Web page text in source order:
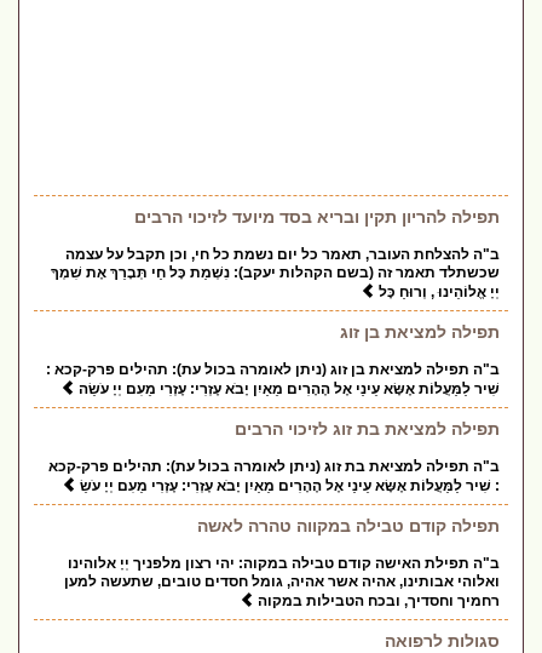
תפילה להריון תקין ובריא בסד מיועד לזיכוי הרבים
ב"ה להצלחת העובר, תאמר כל יום נשמת כל חי, וכן תקבל על עצמה
שכשתלד תאמר זה (בשם הקהלות יעקב): נִשְׁמַת כָּל חַי תְּבָרֵךְ אֶת שִׁמְךָ
יְיָ אֱלוֹהֵינוּ , וְרוּחַ כָּל
תפילה למציאת בן זוג
ב"ה תפילה למציאת בן זוג (ניתן לאומרה בכול עת): תהילים פרק-קכא :
שִׁיר לַמַּעֲלוֹת אֶשָּׂא עֵינַי אֶל הֶהָרִים מֵאַיִן יָבֹא עֶזְרִי: עֶזְרִי מֵעִם יְיָ עֹשֵׂה
תפילה למציאת בת זוג לזיכוי הרבים
ב"ה תפילה למציאת בת זוג (ניתן לאומרה בכול עת): תהילים פרק-קכא
: שִׁיר לַמַּעֲלוֹת אֶשָּׂא עֵינַי אֶל הֶהָרִים מֵאַיִן יָבֹא עֶזְרִי: עֶזְרִי מֵעִם יְיָ עֹשֵׂ
תפילה קודם טבילה במקווה טהרה לאשה
ב"ה תפילת האישה קודם טבילה במקוה: יהי רצון מלפניך יְיָ אלוהינו
ואלוהי אבותינו, אהיה אשר אהיה, גומל חסדים טובים, שתעשה למען
רחמיך וחסדיך, ובכח הטבילות במקוה
סגולות לרפואה